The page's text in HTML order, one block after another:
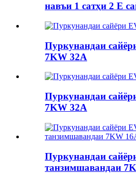
навъи 1 сатҳи 2 E
Пуркунандаи
7KW 32A
Пуркунандаи
7KW 32A
Пуркунандаи
танзимшавандаи